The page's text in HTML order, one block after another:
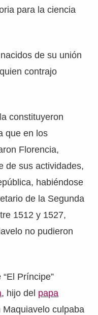
para la ciencia
de su unión
contrajo
constituyeron
que en los
Florencia,
de sus actividades,
habiéndose
de la Segunda
1512 y 1527,
no pudieron
Príncipe”
, hijo del papa
Maquiavelo culpaba